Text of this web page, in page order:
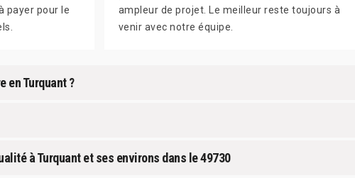
payer pour le
ampleur de projet. Le meilleur reste toujours à
venir avec notre équipe.
en Turquant ?
à Turquant et ses environs dans le 49730